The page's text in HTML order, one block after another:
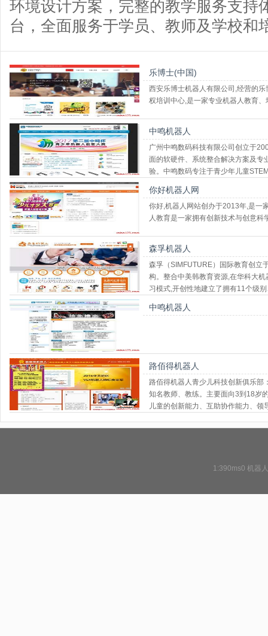
环境设计方案，完整的教学服务支持
台，全面服务于学员、教师及学校和
乐博士(中国)
西安乐博士机器人有限公司,经营的
权培训中心,是一家专业机器人教育
中鸣机器人
广州中鸣数码科技有限公司创立于
面的软硬件、系统整合解决方案及专
验。中鸣数码专注于青少年儿童
你好机器人网
你好,机器人网站创办于2013年,是一
人教育是一家拥有创新技术与创意
森孚机器人
森孚（SIMFUTURE）国际教育创立
构。整合中美韩教育资源,在华科大
习模式,开创性地建立了拥有11个级
中鸣机器人
路佰得机器人
路佰得机器人青少儿科技创新俱乐
知名教师、教练。主要面向3到18岁
儿童的创新能力、互助协作能力、
1:390ms0 机器